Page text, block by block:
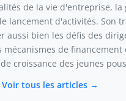
de la vie d'entreprise, la
lancement d'activités. Son
aussi bien les défis des
mécanismes de financement
croissance des jeunes
Voir tous les articles →